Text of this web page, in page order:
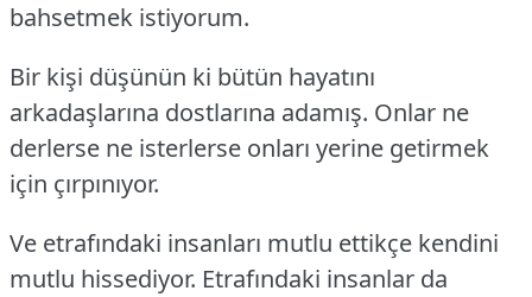
bahsetmek istiyorum.
Bir kişi düşünün ki bütün hayatını
arkadaşlarına dostlarına adamış. Onlar ne
derlerse ne isterlerse onları yerine getirmek
için çırpınıyor.
Ve etrafındaki insanları mutlu ettikçe kendini
mutlu hissediyor. Etrafındaki insanlar da